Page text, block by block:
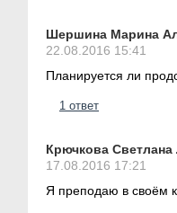
Шершина Марина
22.08.2016 15:41
Планируется ли
1 ответ
Крючкова
17.08.2016 17:21
Я преподаю в своём